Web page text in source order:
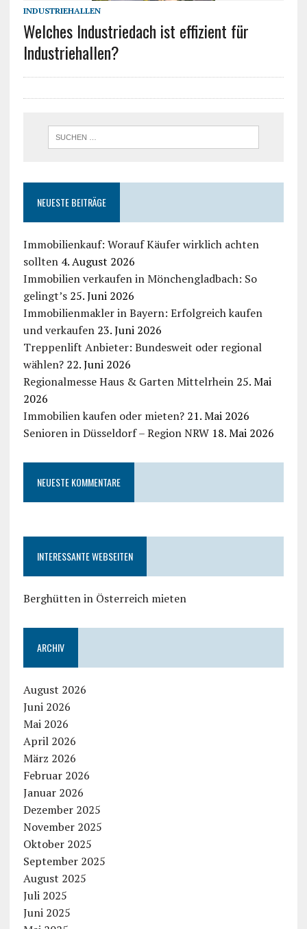
INDUSTRIEHALLEN
Welches Industriedach ist effizient für
Industriehallen?
NEUESTE BEITRÄGE
Immobilienkauf: Worauf Käufer wirklich achten
sollten 4. August 2026
Immobilien verkaufen in Mönchengladbach: So
gelingt’s 25. Juni 2026
Immobilienmakler in Bayern: Erfolgreich kaufen
und verkaufen 23. Juni 2026
Treppenlift Anbieter: Bundesweit oder regional
wählen? 22. Juni 2026
Regionalmesse Haus & Garten Mittelrhein 25. Mai
2026
Immobilien kaufen oder mieten? 21. Mai 2026
Senioren in Düsseldorf – Region NRW 18. Mai 2026
NEUESTE KOMMENTARE
INTERESSANTE WEBSEITEN
Berghütten in Österreich mieten
ARCHIV
August 2026
Juni 2026
Mai 2026
April 2026
März 2026
Februar 2026
Januar 2026
Dezember 2025
November 2025
Oktober 2025
September 2025
August 2025
Juli 2025
Juni 2025